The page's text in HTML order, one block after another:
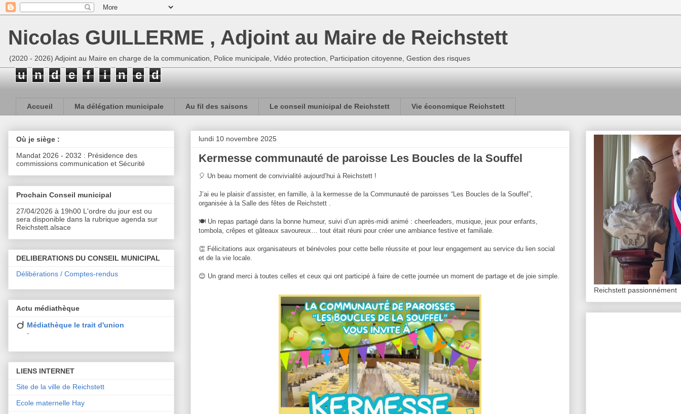
Nicolas GUILLERME , Adjoint au Maire de Reichstett
(2020 - 2026) Adjoint au Maire en charge de la communication, Police municipale, Vidéo protection, Participation citoyenne, Gestion des risques
u n d e f i n e d
Accueil Ma délégation municipale Au fil des saisons Le conseil municipal de Reichstett Vie économique Reichstett
lundi 10 novembre 2025
Kermesse communauté de paroisse Les Boucles de la Souffel
🎈 Un beau moment de convivialité aujourd’hui à Reichstett !
J’ai eu le plaisir d’assister, en famille, à la kermesse de la Communauté de paroisses “Les Boucles de la Souffel”,
organisée à la Salle des fêtes de Reichstett .
🍽️ Un repas partagé dans la bonne humeur, suivi d’un après-midi animé : cheerleaders, musique, jeux pour enfants,
tombola, crêpes et gâteaux savoureux… tout était réuni pour créer une ambiance festive et familiale.
👏 Félicitations aux organisateurs et bénévoles pour cette belle réussite et pour leur engagement au service du lien social
et de la vie locale.
😊 Un grand merci à toutes celles et ceux qui ont participé à faire de cette journée un moment de partage et de joie simple.
Où je siège :
Mandat 2026 - 2032 : Présidence des
commissions communication et Sécurité
Prochain Conseil municipal
27/04/2026 à 19h00 L'ordre du jour est ou
sera disponible dans la rubrique agenda sur
Reichstett.alsace
DELIBERATIONS DU CONSEIL MUNICIPAL
Délibérations / Comptes-rendus
Actu médiathèque
Médiathèque le trait d'union
-
LIENS INTERNET
Site de la ville de Reichstett
Ecole maternelle Hay
Reichstett passionnément